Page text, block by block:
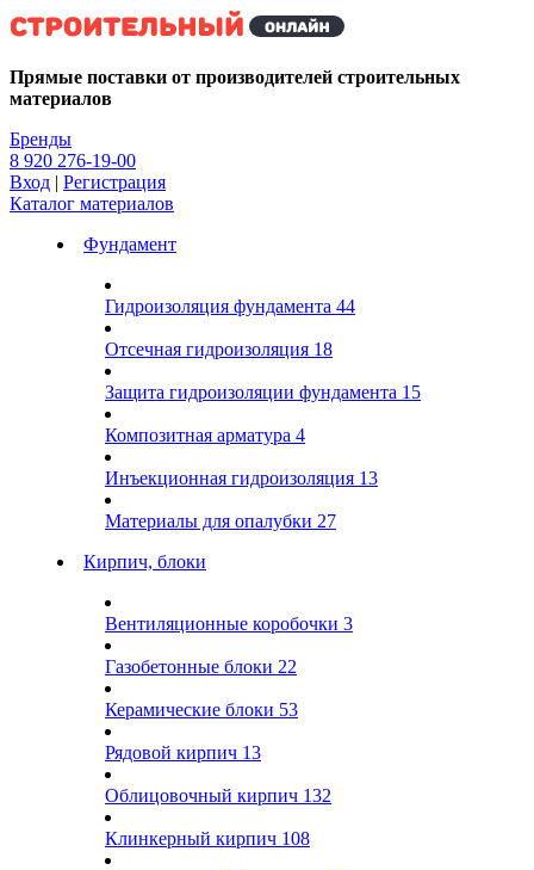
Kg
Прямые поставки от производителей строительных
материалов
Бренды
8 920 276-19-00
Вход | Регистрация
Каталог материалов
Фундамент
Гидроизоляция фундамента 44
Отсечная гидроизоляция 18
Защита гидроизоляции фундамента 15
Композитная арматура 4
Инъекционная гидроизоляция 13
Материалы для опалубки 27
Кирпич, блоки
Вентиляционные коробочки 3
Газобетонные блоки 22
Керамические блоки 53
Рядовой кирпич 13
Облицовочный кирпич 132
Клинкерный кирпич 108